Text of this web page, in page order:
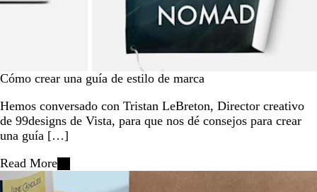
Cómo crear una guía de estilo de marca
Hemos conversado con Tristan LeBreton, Director creativo
de 99designs de Vista, para que nos dé consejos para crear
una guía […]
Read More